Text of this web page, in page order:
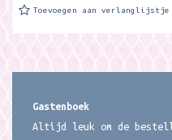
Toevoegen aan verlanglijstje
Gastenboek
Altijd leuk om de